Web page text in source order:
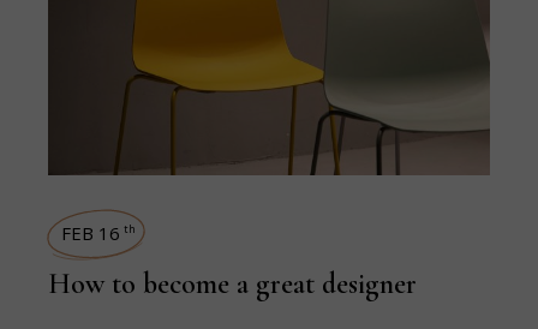
FEB 16 th
How to become a great designer